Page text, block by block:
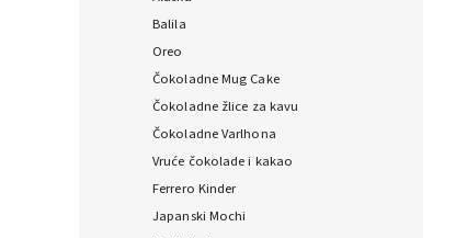
Balila
Oreo
Čokoladne Mug Cake
Čokoladne žlice za kavu
Čokoladne Varlhona
Vruće čokolade i kakao
Ferrero Kinder
Japanski Mochi